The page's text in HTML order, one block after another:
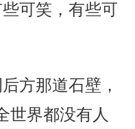
可笑，有些可
方那道石壁，
世界都没有人